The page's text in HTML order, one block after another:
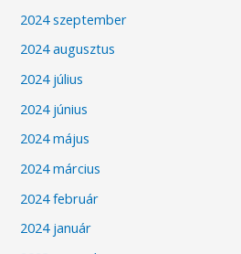
2024 szeptember
2024 augusztus
2024 július
2024 június
2024 május
2024 március
2024 február
2024 január